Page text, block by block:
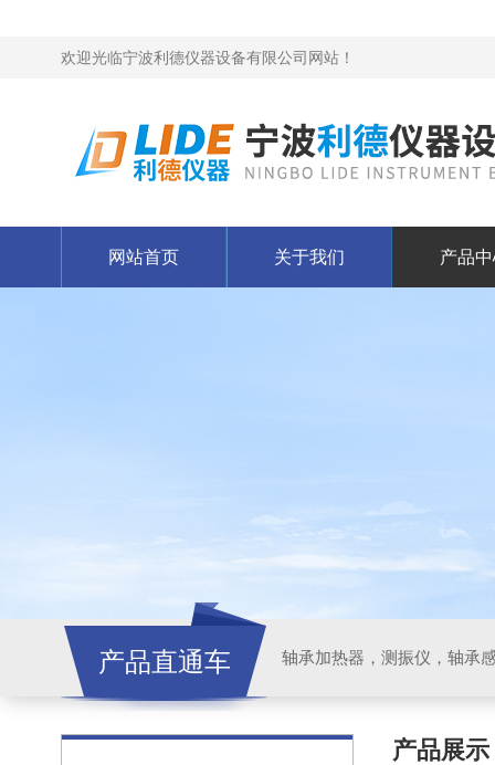
欢迎光临宁波利德仪器设备有限公司网站！
网站首页 关于我们 产品
产品直通车 轴承加热器，测振仪，轴承
产品展示